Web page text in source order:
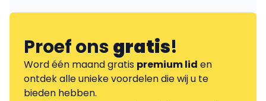
Proef onsgratis!
Word één maand gratis premium lid en
ontdek alle unieke voordelen die wij u te
bieden hebben.